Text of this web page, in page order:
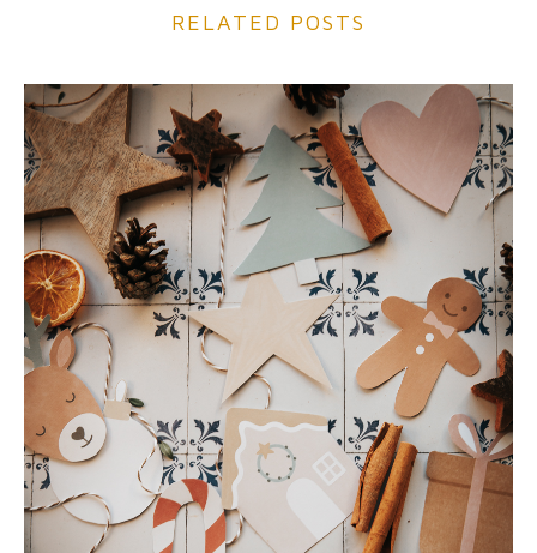
RELATED POSTS